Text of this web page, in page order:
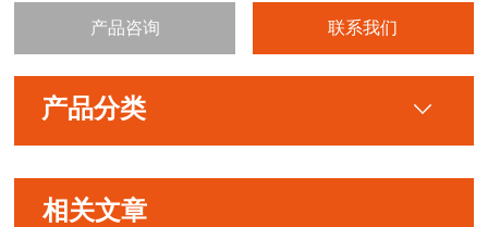
产品咨询 联系我们
产品分类
相关文章